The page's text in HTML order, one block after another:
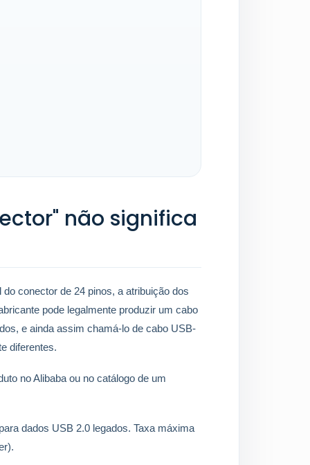
não significa
conector de 24 pinos, a atribuição dos
pode legalmente produzir um cabo
e ainda assim chamá-lo de cabo USB-
diferentes.
no Alibaba ou no catálogo de um
dados USB 2.0 legados. Taxa máxima